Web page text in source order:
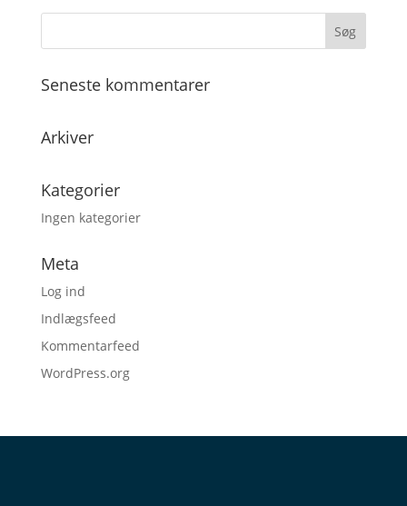
Seneste kommentarer
Arkiver
Kategorier
Ingen kategorier
Meta
Log ind
Indlægsfeed
Kommentarfeed
WordPress.org